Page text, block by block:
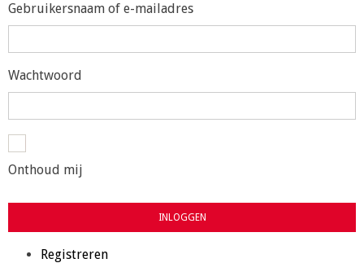
Gebruikersnaam of e-mailadres
Wachtwoord
Onthoud mij
INLOGGEN
Registreren